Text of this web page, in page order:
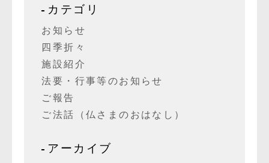
カテゴリ
お知らせ
四季折々
施設紹介
法要・行事等のお知らせ
ご報告
ご法話（仏さまのおはなし）
アーカイブ